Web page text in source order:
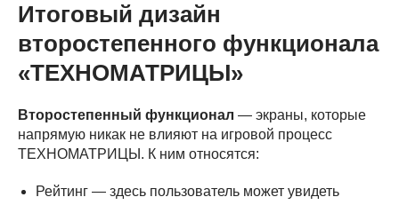
Итоговый дизайн
второстепенного функционала
«ТЕХНОМАТРИЦЫ»
Второстепенный функционал — экраны, которые
напрямую никак не влияют на игровой процесс
ТЕХНОМАТРИЦЫ. К ним относятся:
Рейтинг — здесь пользователь может увидеть